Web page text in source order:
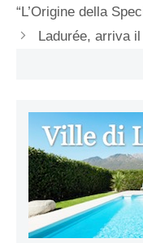
“L’Origine della
Ladurée, arriva